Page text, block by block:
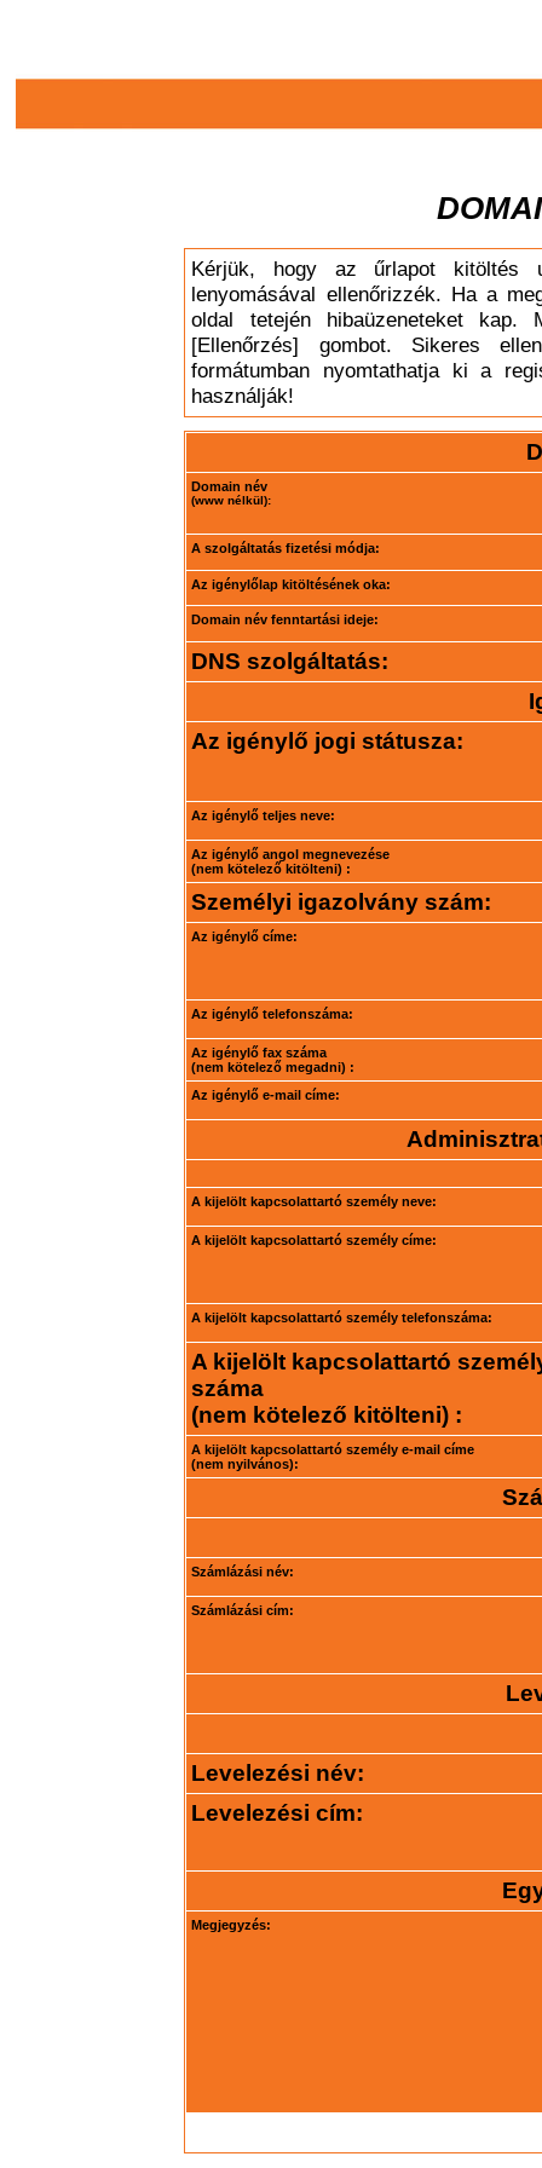
Kérjük, hogy az űrlapot kitöltés
lenyomásával ellenőrizzék. Ha a
oldal tetején hibaüzeneteket
[Ellenőrzés] gombot. Sikeres
formátumban nyomtathatja ki a
használják!
Domain név
(www nélkül):
A szolgáltatás fizetési módja:
Az igénylőlap kitöltésének oka:
Domain név fenntartási ideje:
DNS szolgáltatás:
Az igénylő jogi státusza:
Az igénylő teljes neve:
Az igénylő angol megnevezése
(nem kötelező kitölteni) :
Személyi igazolvány szám:
Az igénylő címe:
Az igénylő telefonszáma:
Az igénylő fax száma
(nem kötelező megadni) :
Az igénylő e-mail címe:
A kijelölt kapcsolattartó személy neve:
A kijelölt kapcsolattartó személy címe:
A kijelölt kapcsolattartó személy telefonszáma:
A kijelölt kapcsolattartó
száma
(nem kötelező kitölteni) :
A kijelölt kapcsolattartó személy e-mail címe
(nem nyilvános):
Számlázási név:
Számlázási cím:
Levelezési név:
Levelezési cím:
Megjegyzés: